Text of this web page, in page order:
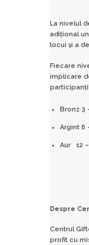
La nivelul
adiţional
locui şi a
Fiecare
implicare
Bronz 3
Argint 6
Aur 12
Despre
Centrul
profit cu